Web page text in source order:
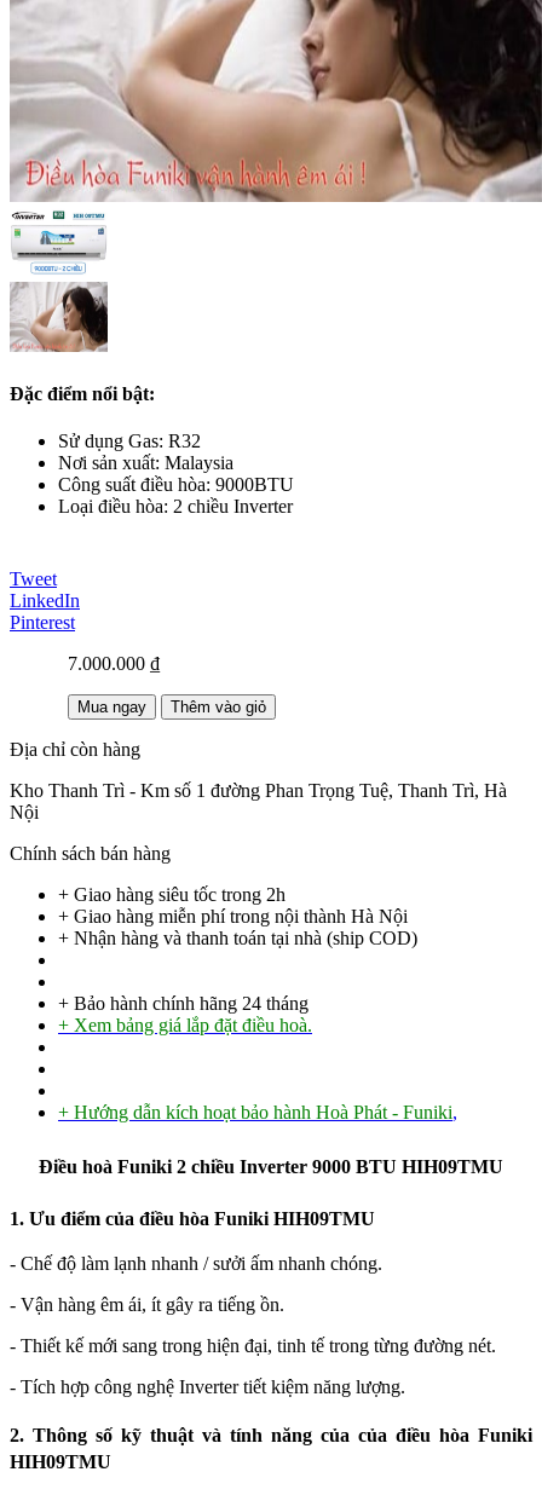
Đặc điểm nổi bật:
Sử dụng Gas: R32
Nơi sản xuất: Malaysia
Công suất điều hòa: 9000BTU
Loại điều hòa: 2 chiều Inverter
Tweet
LinkedIn
Pinterest
7.000.000 ₫
Mua ngay Thêm vào giỏ
Địa chỉ còn hàng
Kho Thanh Trì - Km số 1 đường Phan Trọng Tuệ, Thanh Trì, Hà
Nội
Chính sách bán hàng
+ Giao hàng siêu tốc trong 2h
+ Giao hàng miễn phí trong nội thành Hà Nội
+ Nhận hàng và thanh toán tại nhà (ship COD)
+ Bảo hành chính hãng 24 tháng
+ Xem bảng giá lắp đặt điều hoà.
+ Hướng dẫn kích hoạt bảo hành Hoà Phát - Funiki,
Điều hoà Funiki 2 chiều Inverter 9000 BTU HIH09TMU
1. Ưu điểm của điều hòa Funiki HIH09TMU
- Chế độ làm lạnh nhanh / sưởi ấm nhanh chóng.
- Vận hàng êm ái, ít gây ra tiếng ồn.
- Thiết kế mới sang trong hiện đại, tinh tế trong từng đường nét.
- Tích hợp công nghệ Inverter tiết kiệm năng lượng.
2. Thông số kỹ thuật và tính năng của của điều hòa Funiki
HIH09TMU